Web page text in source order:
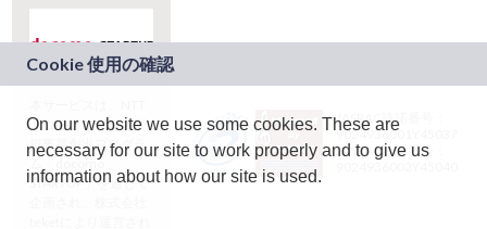
ドコモグループの新
規事業創出プログラ
ム「docomo
STARTUP」を通じて
JASRAC許諾番号：
9024936001Y45037
JASRAC許諾番号：
On our website we use some cookies. These are
necessary for our site to work properly and to give us
information about how our site is used.